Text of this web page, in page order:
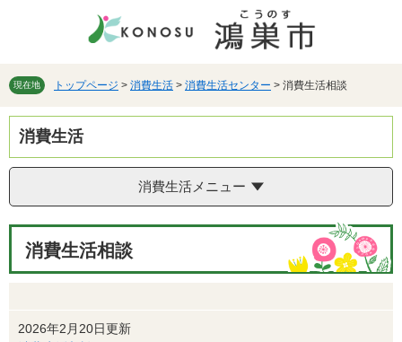
先
す。
を
て
現在地 トップページ > 消費生活 > 消費生活センター > 消費生活相談
消費生活
消費生活メニュー
消費生活相談
2026年2月20日更新